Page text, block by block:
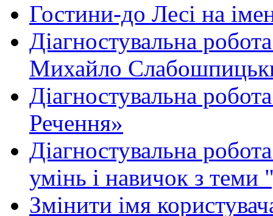
Гостини-до Лесі на
Діагностувальна
Михайло
Діагностувальна
Речення»
Діагностувальна
умінь і навичок з теми
Змінити імя